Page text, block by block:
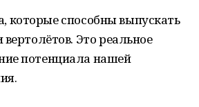
которые способны выпускать
Это реальное
потенциала нашей